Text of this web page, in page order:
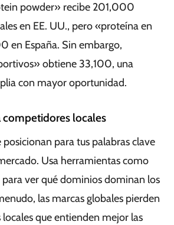
powder» recibe 201,000
en EE. UU., pero «proteína en
en España. Sin embargo,
obtiene 33,100, una
con mayor oportunidad.
competidores locales
posicionan para tus palabras clave
Usa herramientas como
para ver qué dominios dominan los
las marcas globales pierden
que entienden mejor las